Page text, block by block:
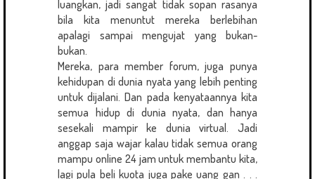
luangkan, jadi sangat tidak sopan rasanya
bila kita menuntut mereka berlebihan
apalagi sampai mengujat yang bukan-
bukan.
Mereka, para member forum, juga punya
kehidupan di dunia nyata yang lebih penting
untuk dijalani. Dan pada kenyataannya kita
semua hidup di dunia nyata, dan hanya
sesekali mampir ke dunia virtual. Jadi
anggap saja wajar kalau tidak semua orang
mampu online 24 jam untuk membantu kita,
lagi pula beli kuota juga pake uang gan . . .